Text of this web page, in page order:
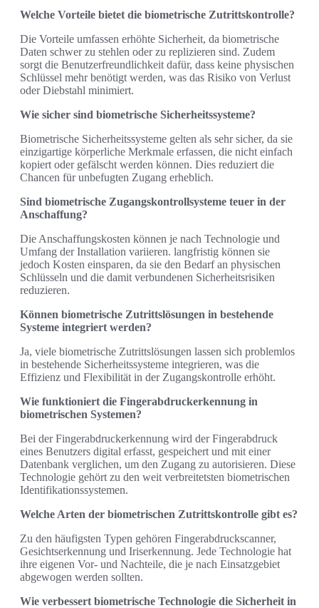
Welche Vorteile bietet die biometrische Zutrittskontrolle?
Die Vorteile umfassen erhöhte Sicherheit, da biometrische
Daten schwer zu stehlen oder zu replizieren sind. Zudem
sorgt die Benutzerfreundlichkeit dafür, dass keine physischen
Schlüssel mehr benötigt werden, was das Risiko von Verlust
oder Diebstahl minimiert.
Wie sicher sind biometrische Sicherheitssysteme?
Biometrische Sicherheitssysteme gelten als sehr sicher, da sie
einzigartige körperliche Merkmale erfassen, die nicht einfach
kopiert oder gefälscht werden können. Dies reduziert die
Chancen für unbefugten Zugang erheblich.
Sind biometrische Zugangskontrollsysteme teuer in der
Anschaffung?
Die Anschaffungskosten können je nach Technologie und
Umfang der Installation variieren. langfristig können sie
jedoch Kosten einsparen, da sie den Bedarf an physischen
Schlüsseln und die damit verbundenen Sicherheitsrisiken
reduzieren.
Können biometrische Zutrittslösungen in bestehende
Systeme integriert werden?
Ja, viele biometrische Zutrittslösungen lassen sich problemlos
in bestehende Sicherheitssysteme integrieren, was die
Effizienz und Flexibilität in der Zugangskontrolle erhöht.
Wie funktioniert die Fingerabdruckerkennung in
biometrischen Systemen?
Bei der Fingerabdruckerkennung wird der Fingerabdruck
eines Benutzers digital erfasst, gespeichert und mit einer
Datenbank verglichen, um den Zugang zu autorisieren. Diese
Technologie gehört zu den weit verbreitetsten biometrischen
Identifikationssystemen.
Welche Arten der biometrischen Zutrittskontrolle gibt es?
Zu den häufigsten Typen gehören Fingerabdruckscanner,
Gesichtserkennung und Iriserkennung. Jede Technologie hat
ihre eigenen Vor- und Nachteile, die je nach Einsatzgebiet
abgewogen werden sollten.
Wie verbessert biometrische Technologie die Sicherheit in